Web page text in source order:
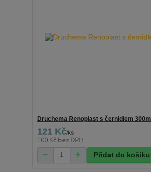
Druchema Renoplast s černidlem 300ml
121 Kč/ks
100 Kč bez DPH
Přidat do košíku